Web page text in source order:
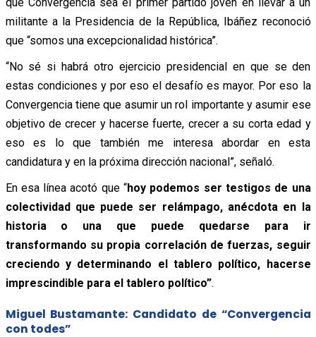
militante a la Presidencia de la República, Ibáñez reconoció
que “somos una excepcionalidad histórica”.
“No sé si habrá otro ejercicio presidencial en que se den
estas condiciones y por eso el desafío es mayor. Por eso la
Convergencia tiene que asumir un rol importante y asumir ese
objetivo de crecer y hacerse fuerte, crecer a su corta edad y
eso es lo que también me interesa abordar en esta
candidatura y en la próxima dirección nacional”, señaló.
En esa línea acotó que “hoy podemos ser testigos de una
colectividad que puede ser relámpago, anécdota en la
historia o una que puede quedarse para ir
transformando su propia correlación de fuerzas, seguir
creciendo y determinando el tablero político, hacerse
imprescindible para el tablero político”.
Miguel Bustamante: Candidato de “Convergencia
con todes”